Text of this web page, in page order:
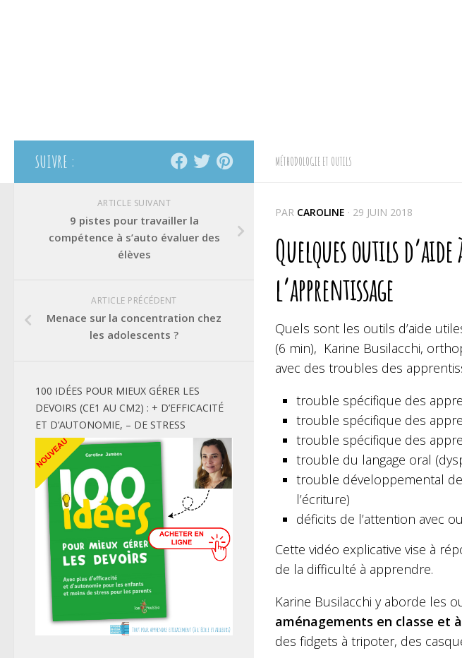
MÉTHODOLOGIE ET OUTILS
PAR CAROLINE · 29 JUIN 2018
Quelques outils
l’apprentissage
Quels sont les outils d’aide
(6 min), Karine Busilacchi,
avec des troubles des
trouble spécifique des
trouble spécifique des
trouble spécifique des
trouble du langage oral
trouble développemental
l’écriture)
déficits de l’attention avec
Cette vidéo explicative vise à
de la difficulté à apprendre.
Karine Busilacchi y aborde les
aménagements en classe et
des fidgets à tripoter, des
SUIVRE :
ARTICLE SUIVANT
9 pistes pour travailler la
compétence à s’auto évaluer des
élèves
ARTICLE PRÉCÉDENT
Menace sur la concentration chez
les adolescents ?
100 IDÉES POUR MIEUX GÉRER LES
DEVOIRS (CE1 AU CM2) : + D’EFFICACITÉ
ET D’AUTONOMIE, – DE STRESS